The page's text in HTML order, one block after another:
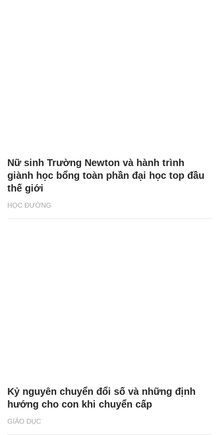
HỌC ĐƯỜNG
Nữ sinh Trường Newton và hành trình
giành học bổng toàn phần đại học top đầu
thế giới
GIÁO DỤC
Kỷ nguyên chuyển đổi số và những định
hướng cho con khi chuyển cấp